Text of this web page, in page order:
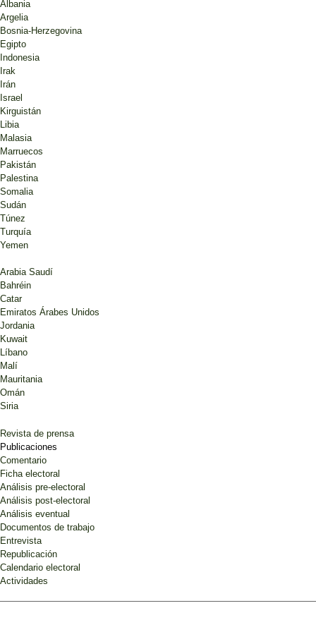
Albania
Argelia
Bosnia-Herzegovina
Egipto
Indonesia
Irak
Irán
Israel
Kirguistán
Libia
Malasia
Marruecos
Pakistán
Palestina
Somalia
Sudán
Túnez
Turquía
Yemen
Arabia Saudí
Bahréin
Catar
Emiratos Árabes Unidos
Jordania
Kuwait
Líbano
Malí
Mauritania
Omán
Siria
Revista de prensa
Publicaciones
Comentario
Ficha electoral
Análisis pre-electoral
Análisis post-electoral
Análisis eventual
Documentos de trabajo
Entrevista
Republicación
Calendario electoral
Actividades
realismo
Ana Ballesteros
Análisis post-electoral
Afganistán
Análisis pre electoral: Afganistán
presidenciales y provinciales 2014
Ana Ballesteros
Análisis pre-electoral
OPEMAMes miembro de EODS (European Observation and Democratic Support |Madrid |
© Copyright 2026 Opemam. Todos los derechos reservados.